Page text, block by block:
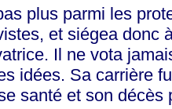
plus parmi les
et siégea donc
Il ne vota
idées. Sa carrière
santé et son décès